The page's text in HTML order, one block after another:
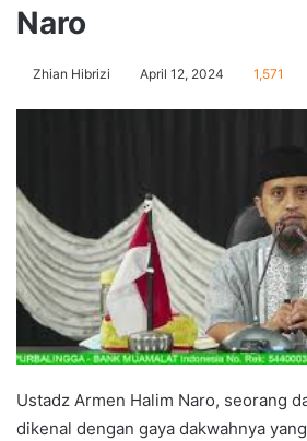
Naro
Zhian Hibrizi April 12, 2024 1,571
Ustadz Armen Halim Naro, seorang
dikenal dengan gaya dakwahnya